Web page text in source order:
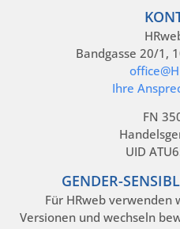
Bandgasse 20/1,
Ihre
FN
UID
GENDER-
Für HRweb verwenden
Versionen und wechseln